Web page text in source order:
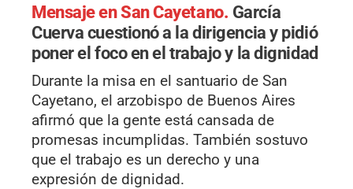
Mensaje en San Cayetano. García
Cuerva cuestionó a la dirigencia y pidió
poner el foco en el trabajo y la dignidad
Durante la misa en el santuario de San
Cayetano, el arzobispo de Buenos Aires
afirmó que la gente está cansada de
promesas incumplidas. También sostuvo
que el trabajo es un derecho y una
expresión de dignidad.